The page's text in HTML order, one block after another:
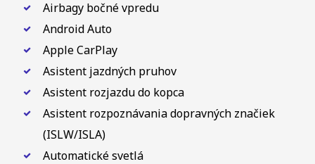
Airbagy bočné vpredu
Android Auto
Apple CarPlay
Asistent jazdných pruhov
Asistent rozjazdu do kopca
Asistent rozpoznávania dopravných značiek
(ISLW/ISLA)
Automatické svetlá